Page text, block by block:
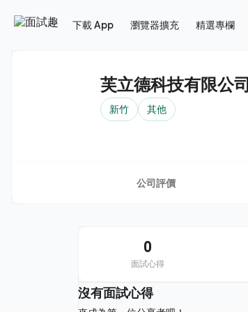
下載 App 瀏覽器擴充 精選專欄
芙立德科技有限公司
新竹 其他
公司評價
0
面試心得
沒有面試心得